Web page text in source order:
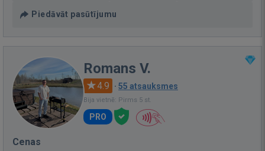
Piedāvāt pasūtījumu
Romans V.
4.9 · 55 atsauksmes
Bija vietnē: Pirms 5 st.
PRO
Cenas